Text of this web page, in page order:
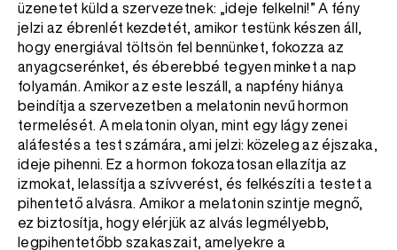
üzenetet küld a szervezetnek: „ideje felkelni!” A fény
jelzi az ébrenlét kezdetét, amikor testünk készen áll,
hogy energiával töltsön fel bennünket, fokozza az
anyagcserénket, és éberebbé tegyen minket a nap
folyamán. Amikor az este leszáll, a napfény hiánya
beindítja a szervezetben a melatonin nevű hormon
termelését. A melatonin olyan, mint egy lágy zenei
aláfestés a test számára, ami jelzi: közeleg az éjszaka,
ideje pihenni. Ez a hormon fokozatosan ellazítja az
izmokat, lelassítja a szívverést, és felkészíti a testet a
pihentető alvásra. Amikor a melatonin szintje megnő,
ez biztosítja, hogy elérjük az alvás legmélyebb,
legpihentetőbb szakaszait, amelyekre a